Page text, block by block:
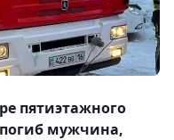
пятиэтажного
мужчина,